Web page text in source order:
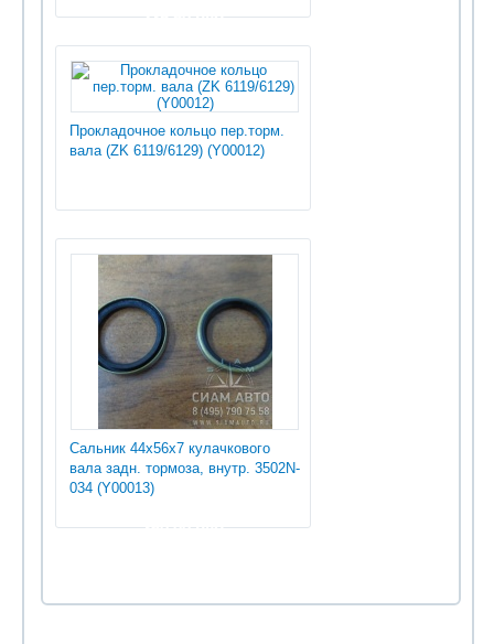
235.50 руб
Прокладочное кольцо пер.торм.
вала (ZK 6119/6129) (Y00012)
Сальник 44х56х7 кулачкового
вала задн. тормоза, внутр. 3502N-
034 (Y00013)
360.00 руб